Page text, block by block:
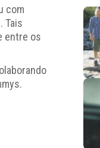
com
Tais
entre os